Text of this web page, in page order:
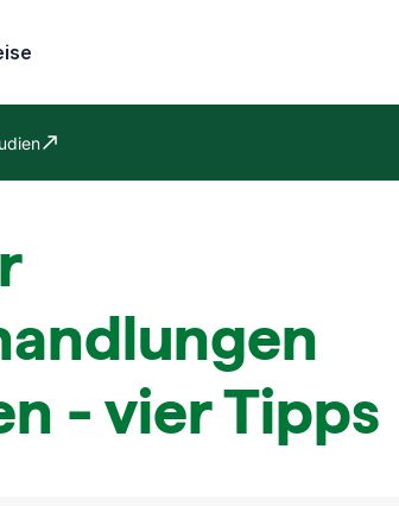
Fenster öffnen
- vier Tipps